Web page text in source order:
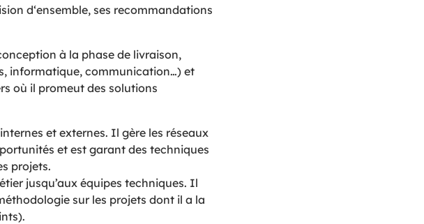
d‘ensemble, ses recommandations
à la phase de livraison,
informatique, communication…) et
où il promeut des solutions
et externes. Il gère les réseaux
et est garant des techniques
projets.
jusqu’aux équipes techniques. Il
sur les projets dont il a la